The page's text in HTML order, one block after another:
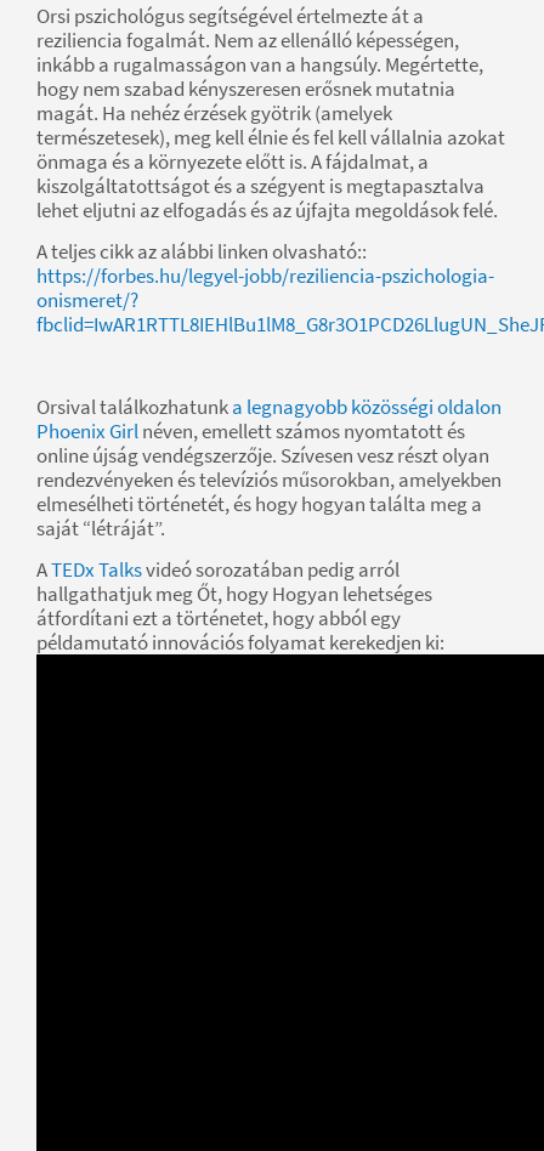
Orsi pszichológus segítségével értelmezte át a
reziliencia fogalmát. Nem az ellenálló képességen,
inkább a rugalmasságon van a hangsúly. Megértette,
hogy nem szabad kényszeresen erősnek mutatnia
magát. Ha nehéz érzések gyötrik (amelyek
természetesek), meg kell élnie és fel kell vállalnia azokat
önmaga és a környezete előtt is. A fájdalmat, a
kiszolgáltatottságot és a szégyent is megtapasztalva
lehet eljutni az elfogadás és az újfajta megoldások felé.
A teljes cikk az alábbi linken olvasható::
https://forbes.hu/legyel-jobb/reziliencia-pszichologia-
onismeret/?
Orsival találkozhatunka legnagyobb közösségi oldalon
Phoenix Girlnéven, emellett számos nyomtatott és
online újság vendégszerzője. Szívesen vesz részt olyan
rendezvényeken és televíziós műsorokban, amelyekben
elmesélheti történetét, és hogy hogyan találta meg a
saját “létráját”.
ATEDx Talksvideó sorozatában pedig arról
hallgathatjuk meg Őt, hogy Hogyan lehetséges
átfordítani ezt a történetet, hogy abból egy
példamutató innovációs folyamat kerekedjen ki: